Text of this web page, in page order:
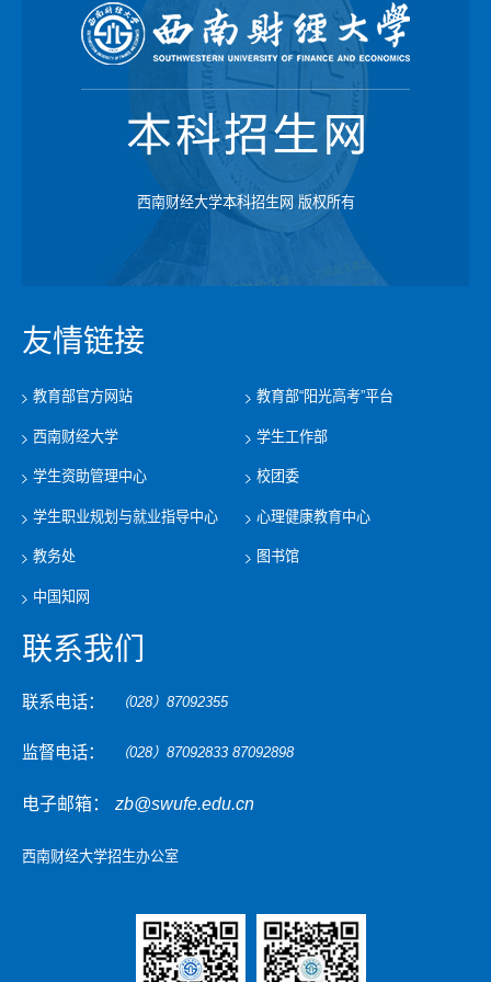
西南财经大学本科招生网 版权所有
友情链接
教育部官方网站 教育部“阳光高考”平台
西南财经大学 学生工作部
学生资助管理中心 校团委
学生职业规划与就业指导中心 心理健康教育中心
教务处 图书馆
中国知网
联系我们
联系电话： （028）87092355
监督电话： （028）87092833 87092898
电子邮箱： zb@swufe.edu.cn
西南财经大学招生办公室